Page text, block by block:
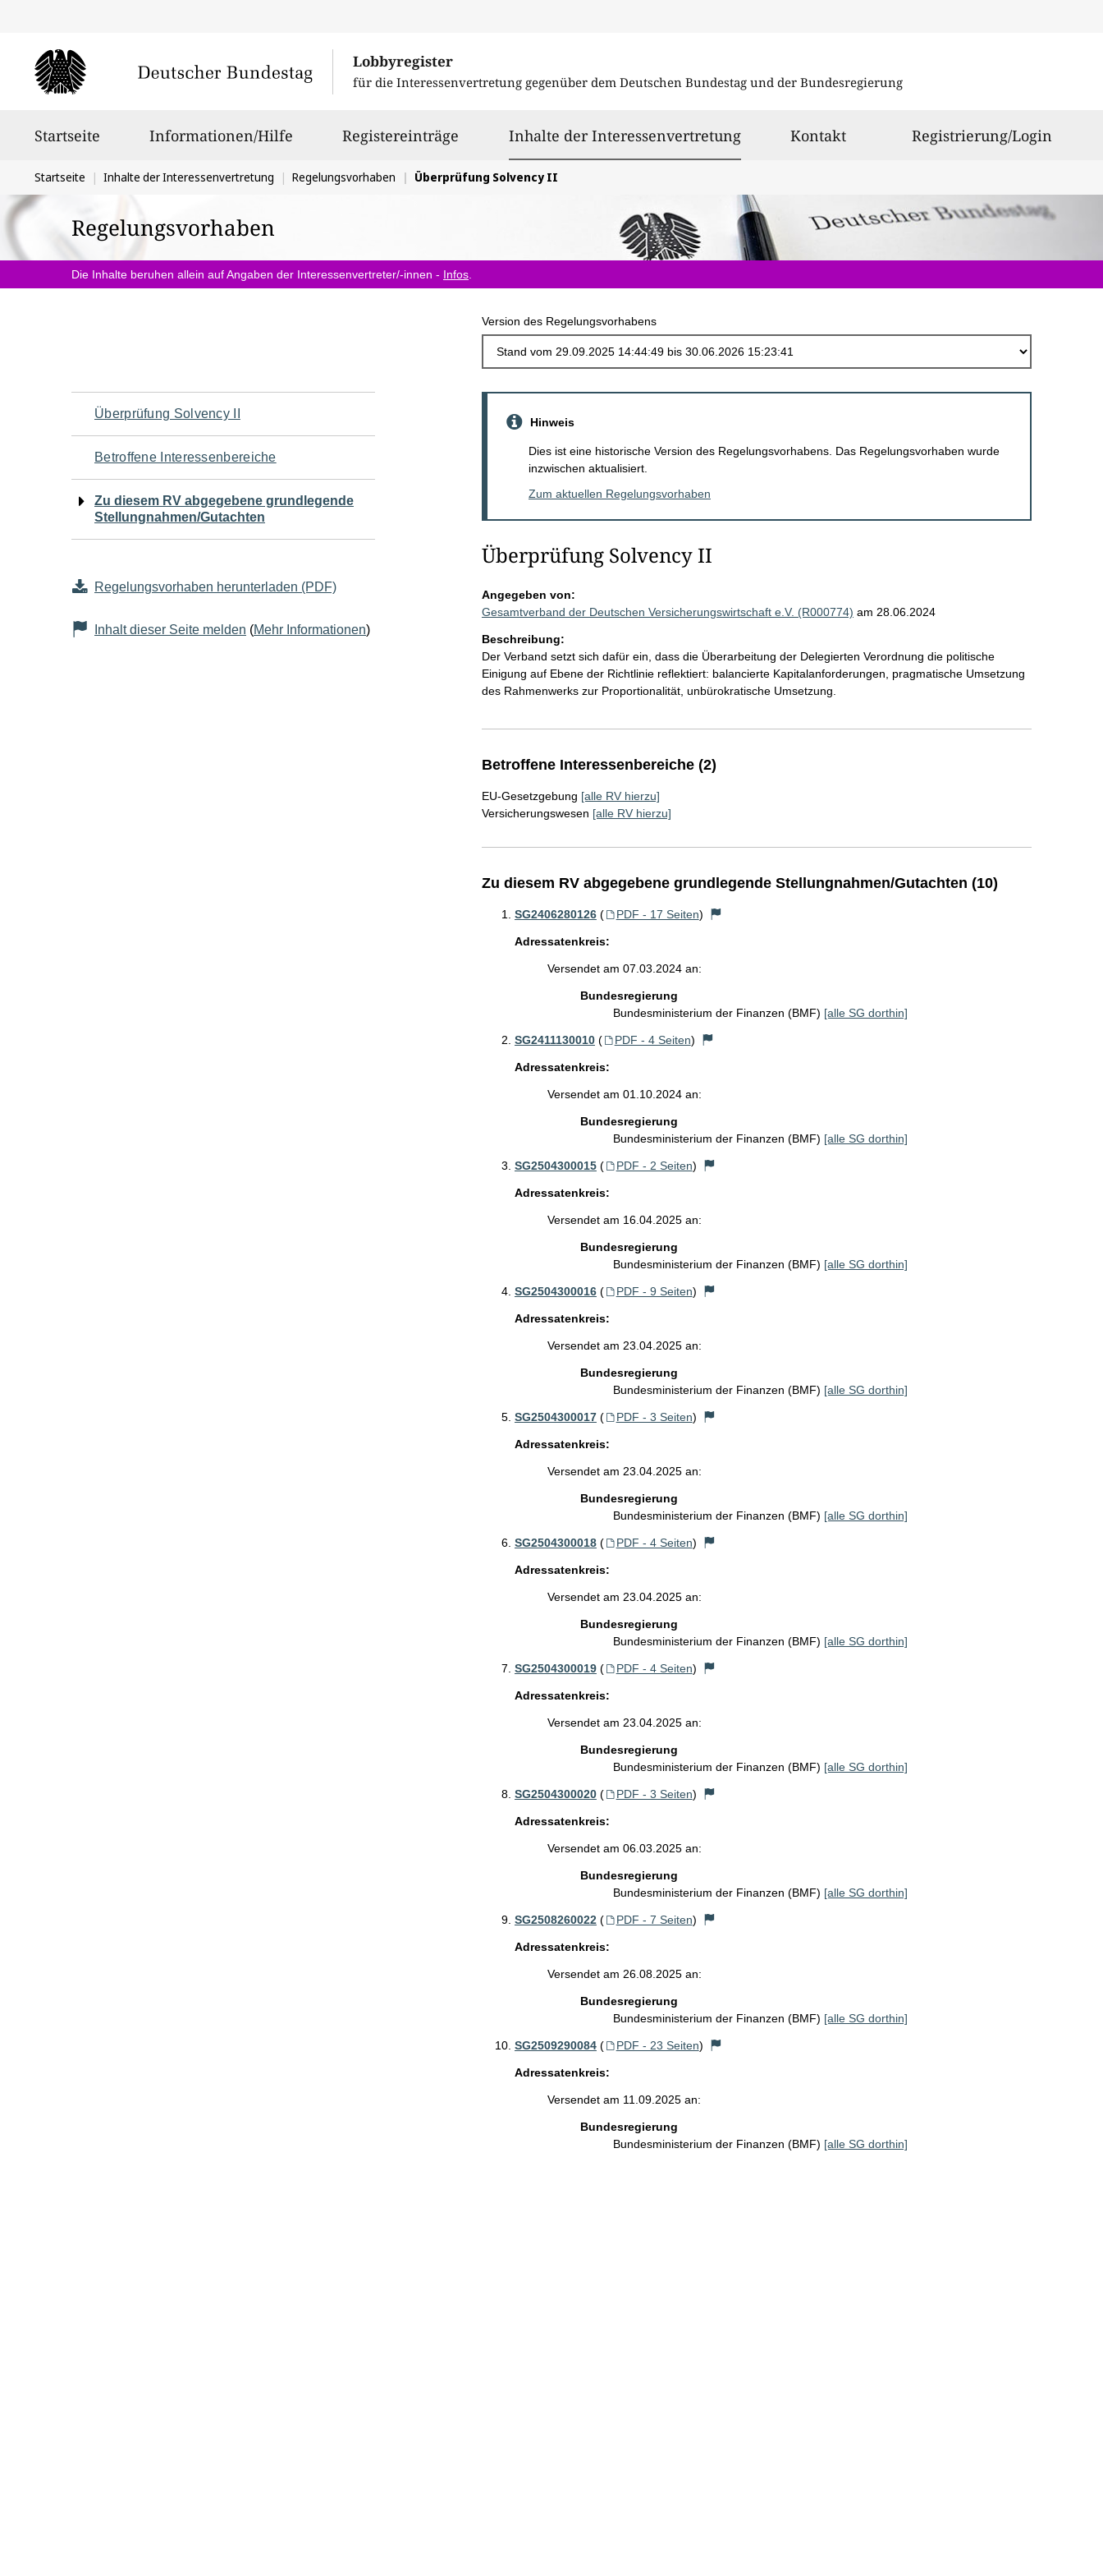
Lobbyregister
für die Interessenvertretung gegenüber dem Deutschen Bundestag und der Bundesregierung
Startseite Informationen/Hilfe Registereinträge Inhalte der Interessenvertretungausgewählt
Kontakt Registrierung/Login
Sie
befinden
sich
hier:
Startseite Inhalte der Interessenvertretung Regelungsvorhaben Überprüfung Solvency II
Regelungsvorhaben
Die Inhalte beruhen allein auf Angaben der Interessenvertreter/-innen - Infos
Version des Regelungsvorhabens
Navigation
für
den
Seiteninhalt
Überprüfung Solvency II
Betroffene Interessenbereiche
Zu diesem RV abgegebene grundlegende
Stellungnahmen/Gutachten
Regelungsvorhaben herunterladen (PDF)
Inhalt dieser Seite melden (Mehr Informationen)
Hinweis
Dies ist eine historische Version des Regelungsvorhabens. Das Regelungsvorhaben wurde
inzwischen aktualisiert.
Zum aktuellen Regelungsvorhaben
Überprüfung Solvency II
Angegeben von:
Gesamtverband der Deutschen Versicherungswirtschaft e.V. (R000774) am 28.06.2024
Beschreibung:
Der Verband setzt sich dafür ein, dass die Überarbeitung der Delegierten Verordnung die politische
Einigung auf Ebene der Richtlinie reflektiert: balancierte Kapitalanforderungen, pragmatische Umsetzung
des Rahmenwerks zur Proportionalität, unbürokratische Umsetzung.
Betroffene Interessenbereiche (2)
EU-Gesetzgebung [alle RV hierzu]
Versicherungswesen [alle RV hierzu]
Zu diesem RV abgegebene grundlegende Stellungnahmen/Gutachten (10)
SG2406280126 ( PDF - 17 Seiten)
Adressatenkreis:
Versendet am 07.03.2024 an:
Bundesregierung
Bundesministerium der Finanzen (BMF) [alle SG dorthin]
SG2411130010 ( PDF - 4 Seiten)
Adressatenkreis:
Versendet am 01.10.2024 an:
Bundesregierung
Bundesministerium der Finanzen (BMF) [alle SG dorthin]
SG2504300015 ( PDF - 2 Seiten)
Adressatenkreis:
Versendet am 16.04.2025 an:
Bundesregierung
Bundesministerium der Finanzen (BMF) [alle SG dorthin]
SG2504300016 ( PDF - 9 Seiten)
Adressatenkreis:
Versendet am 23.04.2025 an:
Bundesregierung
Bundesministerium der Finanzen (BMF) [alle SG dorthin]
SG2504300017 ( PDF - 3 Seiten)
Adressatenkreis:
Versendet am 23.04.2025 an:
Bundesregierung
Bundesministerium der Finanzen (BMF) [alle SG dorthin]
SG2504300018 ( PDF - 4 Seiten)
Adressatenkreis:
Versendet am 23.04.2025 an:
Bundesregierung
Bundesministerium der Finanzen (BMF) [alle SG dorthin]
SG2504300019 ( PDF - 4 Seiten)
Adressatenkreis:
Versendet am 23.04.2025 an:
Bundesregierung
Bundesministerium der Finanzen (BMF) [alle SG dorthin]
SG2504300020 ( PDF - 3 Seiten)
Adressatenkreis:
Versendet am 06.03.2025 an:
Bundesregierung
Bundesministerium der Finanzen (BMF) [alle SG dorthin]
SG2508260022 ( PDF - 7 Seiten)
Adressatenkreis:
Versendet am 26.08.2025 an:
Bundesregierung
Bundesministerium der Finanzen (BMF) [alle SG dorthin]
SG2509290084 ( PDF - 23 Seiten)
Adressatenkreis:
Versendet am 11.09.2025 an:
Bundesregierung
Bundesministerium der Finanzen (BMF) [alle SG dorthin]